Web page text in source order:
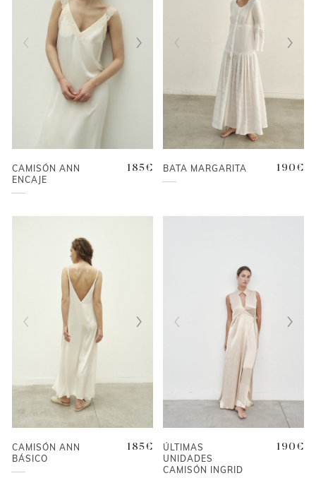
CAMISÓN ANN
ENCAJE
185€ BATA MARGARITA 190 €
CAMISÓN ANN
BÁSICO
185€
ÚLTIMAS
UNIDADES
CAMISÓN INGRID
190 €